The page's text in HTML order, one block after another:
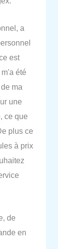
a
est
été
ma
une
ce que
plus ce
à prix
de
en